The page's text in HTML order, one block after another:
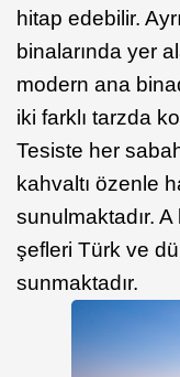
hitap edebilir.
binalarında yer
modern ana
iki farklı tarzda
Tesiste her
kahvaltı özenle
sunulmaktadır.
şefleri Türk ve
sunmaktadır.